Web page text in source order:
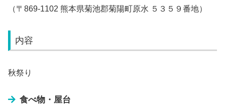
（〒869-1102 熊本県菊池郡菊陽町原水 ５３５９番地）
内容
秋祭り
食べ物・屋台